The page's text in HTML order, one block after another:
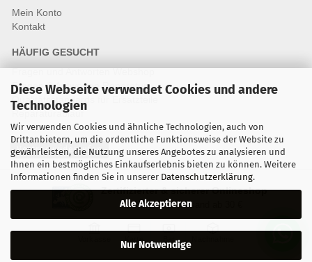
Diese Webseite verwendet Cookies und andere
Technologien
Wir verwenden Cookies und ähnliche Technologien, auch von
Drittanbietern, um die ordentliche Funktionsweise der Website zu
gewährleisten, die Nutzung unseres Angebotes zu analysieren und
Ihnen ein bestmögliches Einkaufserlebnis bieten zu können. Weitere
Informationen finden Sie in unserer Datenschutzerklärung.
Alle Akzeptieren
Nur Notwendige
Mein Konto
Kontakt
HÄUFIG GESUCHT
Fragen und Antworten Webshop
Fragen & Antworten Reparatur
Qualitätsstandards für Ersatzteile
Reparaturablauf
Vertrag widerrufen
Zertifizierter & sicherer Onlineshop
Kostenloser Versand ab 30 €
Karte